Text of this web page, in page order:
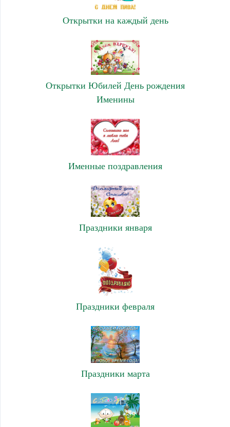
Открытки на каждый день
Открытки Юбилей День рождения
Именины
Именные поздравления
Праздники января
Праздники февраля
Праздники марта